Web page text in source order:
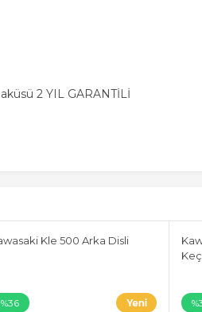
2 YIL GARANTİLİ
Kle 500 Arka Disli
%36